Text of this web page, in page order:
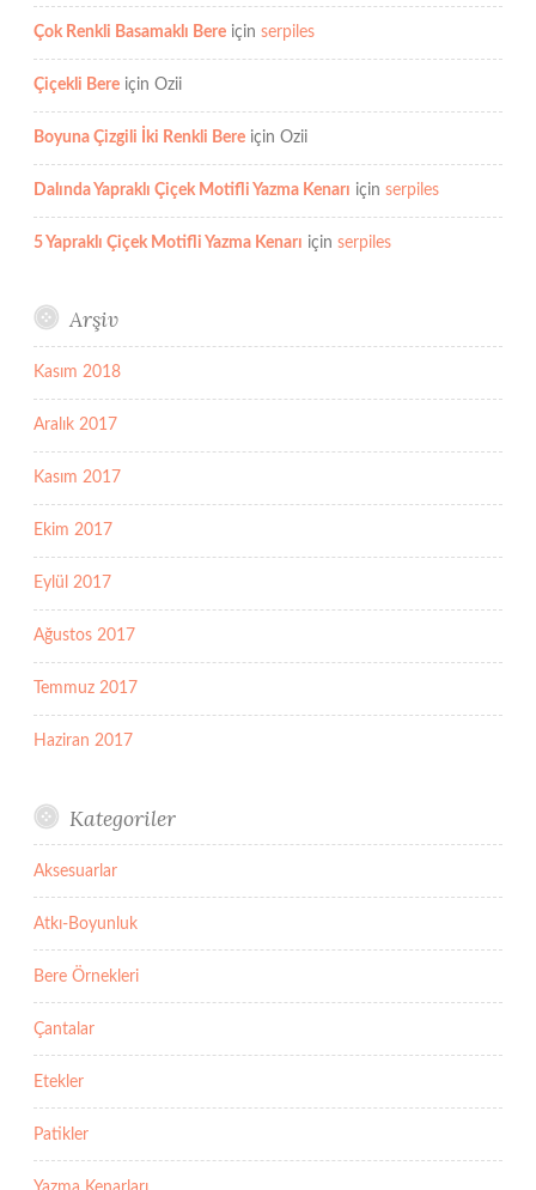
Çok Renkli Basamaklı Bere için serpiles
Çiçekli Bere için Ozii
Boyuna Çizgili İki Renkli Bere için Ozii
Dalında Yapraklı Çiçek Motifli Yazma Kenarı için serpiles
5 Yapraklı Çiçek Motifli Yazma Kenarı için serpiles
Arşiv
Kasım 2018
Aralık 2017
Kasım 2017
Ekim 2017
Eylül 2017
Ağustos 2017
Temmuz 2017
Haziran 2017
Kategoriler
Aksesuarlar
Atkı-Boyunluk
Bere Örnekleri
Çantalar
Etekler
Patikler